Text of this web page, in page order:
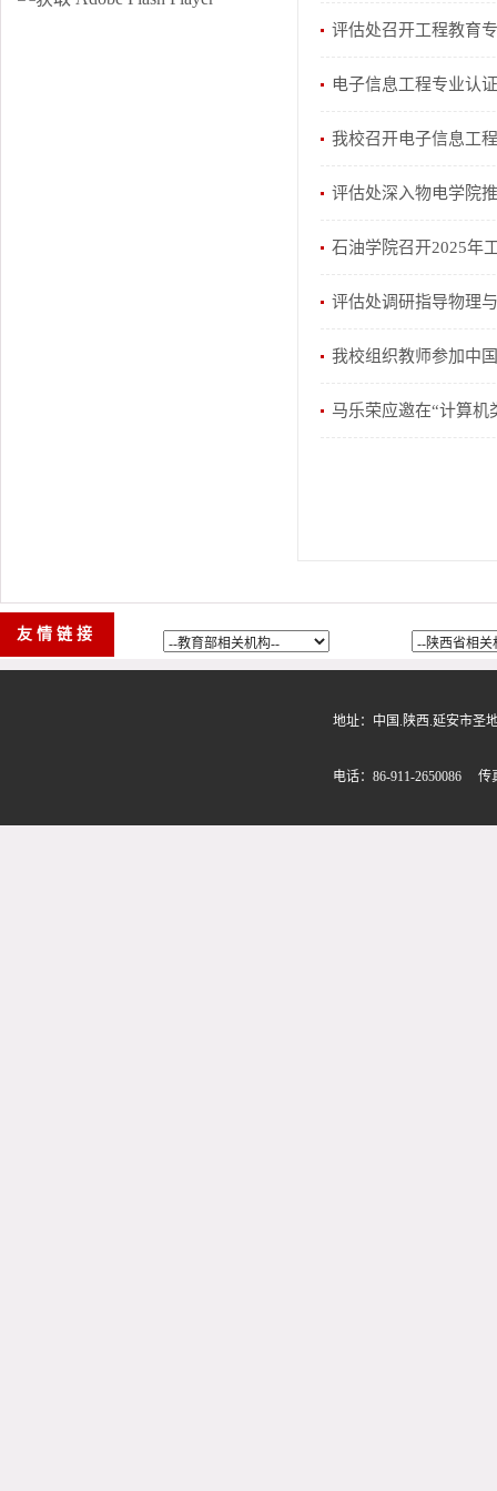
评估处召开工程教育
电子信息工程专业认
我校召开电子信息工
评估处深入物电学院
石油学院召开2025年
评估处调研指导物理
我校组织教师参加中
马乐荣应邀在“计算机
友情链接
地址：中国.陕西.延安市圣
电话：86-911-2650086 传